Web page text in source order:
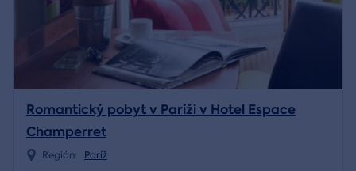
Romantický pobyt v Paríži v Hotel Espace
Champerret
Región: Paríž